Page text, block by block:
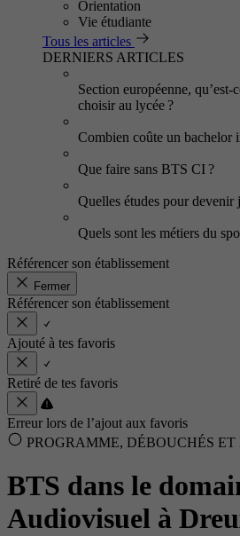
Orientation
Vie étudiante
Tous les articles
DERNIERS ARTICLES
Section européenne, qu’est-
choisir au lycée ?
Combien coûte un bachelor
Que faire sans BTS CI ?
Quelles études pour devenir
Quels sont les métiers du
Référencer son établissement
Fermer
Référencer son établissement
Ajouté à tes favoris
Retiré de tes favoris
Erreur lors de l’ajout aux favoris
PROGRAMME, DÉBOUCHÉS ET
BTS dans le
Audiovisuel à